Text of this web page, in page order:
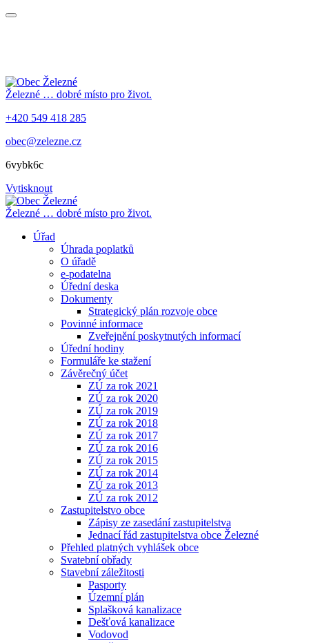
Železné … dobré místo pro život.
+420 549 418 285
obec@zelezne.cz
6vybk6c
Vytisknout
Železné … dobré místo pro život.
Úřad
Úhrada poplatků
O úřadě
e-podatelna
Úřední deska
Dokumenty
Strategický plán rozvoje obce
Povinné informace
Zveřejnění poskytnutých informací
Úřední hodiny
Formuláře ke stažení
Závěrečný účet
ZÚ za rok 2021
ZÚ za rok 2020
ZÚ za rok 2019
ZÚ za rok 2018
ZÚ za rok 2017
ZÚ za rok 2016
ZÚ za rok 2015
ZÚ za rok 2014
ZÚ za rok 2013
ZÚ za rok 2012
Zastupitelstvo obce
Zápisy ze zasedání zastupitelstva
Jednací řád zastupitelstva obce Železné
Přehled platných vyhlášek obce
Svatební obřady
Stavební záležitosti
Pasporty
Územní plán
Splašková kanalizace
Dešťová kanalizace
Vodovod